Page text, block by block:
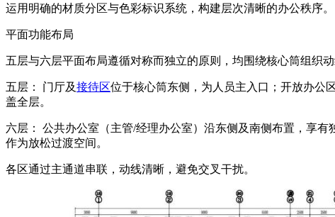
运用明确的材质分区与色彩标识系统，构建层次清晰的办公秩序。
平面功能布局
五层与六层平面布局遵循对称而独立的原则，均围绕核心筒组织
五层： 门厅及接待区位于核心筒东侧，为人员主入口；开放办公
盖全层。
六层： 公共办公室（主管/经理办公室）沿东侧及南侧布置，享
作为放松过渡空间。
各区通过主通道串联，动线清晰，避免交叉干扰。